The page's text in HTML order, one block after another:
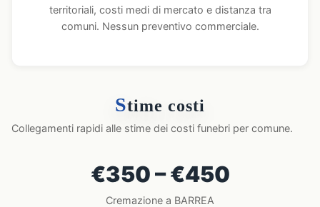
territoriali, costi medi di mercato e distanza tra
comuni. Nessun preventivo commerciale.
Stime costi
Collegamenti rapidi alle stime dei costi funebri per comune.
€350 – €450
Cremazione a BARREA